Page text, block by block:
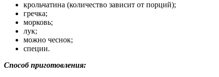
крольчатина (количество зависит от порций);
гречка;
морковь;
лук;
можно чеснок;
специи.
Способ приготовления: